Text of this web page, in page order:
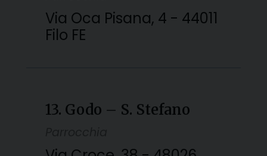
Via Oca Pisana, 4 - 44011
Filo FE
13. Godo – S. Stefano